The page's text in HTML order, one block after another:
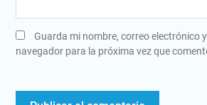
Guarda mi nombre, correo electrónico
navegador para la próxima vez que